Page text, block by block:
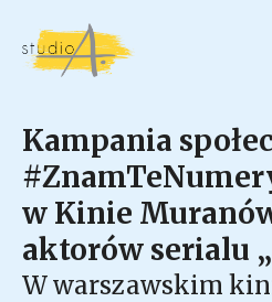
Kampania
w Kinie
aktorów serialu
W warszawskim